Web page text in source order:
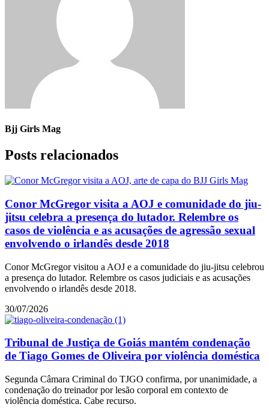
Bjj Girls Mag
Posts relacionados
Conor McGregor visita a AOJ e comunidade do jiu-
jitsu celebra a presença do lutador. Relembre os
casos de violência e as acusações de agressão sexual
envolvendo o irlandês desde 2018
Conor McGregor visitou a AOJ e a comunidade do jiu-jitsu celebrou
a presença do lutador. Relembre os casos judiciais e as acusações
envolvendo o irlandês desde 2018.
30/07/2026
Tribunal de Justiça de Goiás mantém condenação
de Tiago Gomes de Oliveira por violência doméstica
Segunda Câmara Criminal do TJGO confirma, por unanimidade, a
condenação do treinador por lesão corporal em contexto de
violência doméstica. Cabe recurso.